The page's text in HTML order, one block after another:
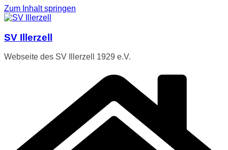
Zum Inhalt springen
SV Illerzell
Webseite des SV Illerzell 1929 e.V.